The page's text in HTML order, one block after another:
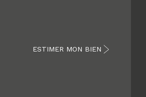
ESTIMER MON BIEN